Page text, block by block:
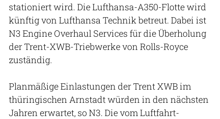
stationiert wird. Die Lufthansa-A350-Flotte wird
künftig von Lufthansa Technik betreut. Dabei ist
N3 Engine Overhaul Services für die Überholung
der Trent-XWB-Triebwerke von Rolls-Royce
zuständig.
Planmäßige Einlastungen der Trent XWB im
thüringischen Arnstadt würden in den nächsten
Jahren erwartet, so N3. Die vom Luftfahrt-